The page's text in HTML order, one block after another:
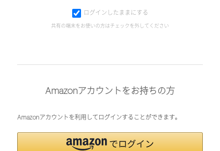
ログインしたままにする
共有の端末をお使いの方はチェックを外してください
Amazonアカウントをお持ちの方
Amazonアカウントを利用してログインすることができます。